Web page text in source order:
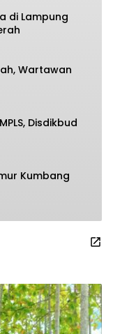
di Lampung
Wartawan
Kumbang